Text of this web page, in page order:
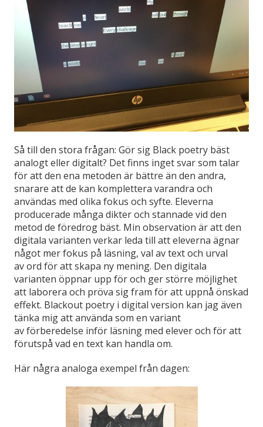
Så till den stora frågan: Gör sig Black poetry bäst
analogt eller digitalt? Det finns inget svar som talar
för att den ena metoden är bättre än den andra,
snarare att de kan komplettera varandra och
användas med olika fokus och syfte. Eleverna
producerade många dikter och stannade vid den
metod de föredrog bäst. Min observation är att den
digitala varianten verkar leda till att eleverna ägnar
något mer fokus på läsning, val av text och urval
av ord för att skapa ny mening. Den digitala
varianten öppnar upp för och ger större möjlighet
att laborera och pröva sig fram för att uppnå önskad
effekt. Blackout poetry i digital version kan jag även
tänka mig att använda som en variant
av förberedelse inför läsning med elever och för att
förutspå vad en text kan handla om.
Här några analoga exempel från dagen: